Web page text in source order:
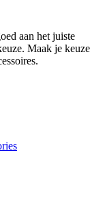
aan het juiste
Maak je keuze